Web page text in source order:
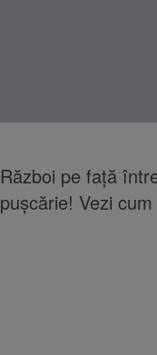
Război pe faţă
puşcărie! Vezi